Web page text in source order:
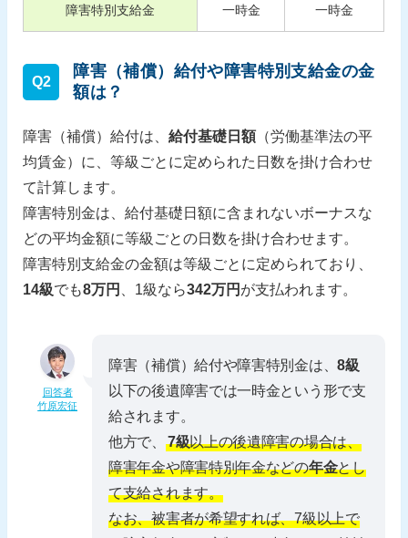
障害特別支給金 一時金 一時金
Q2
障害（補償）給付や障害特別支給金の金
額は？
障害（補償）給付は、給付基礎日額（労働基準法の平
均賃金）に、等級ごとに定められた日数を掛け合わせ
て計算します。
障害特別金は、給付基礎日額に含まれないボーナスな
どの平均金額に等級ごとの日数を掛け合わせます。
障害特別支給金の金額は等級ごとに定められており、
14級でも8万円 、1級なら342万円 が支払われます。
回答者
竹原宏征
障害（補償）給付や障害特別金は、8級
以下の後遺障害では一時金という形で支
給されます。
他方で、
7級以上の後遺障害の場合は、
障害年金や障害特別年金などの年金とし
て支給されます。
なお、被害者が希望すれば、7級以上で